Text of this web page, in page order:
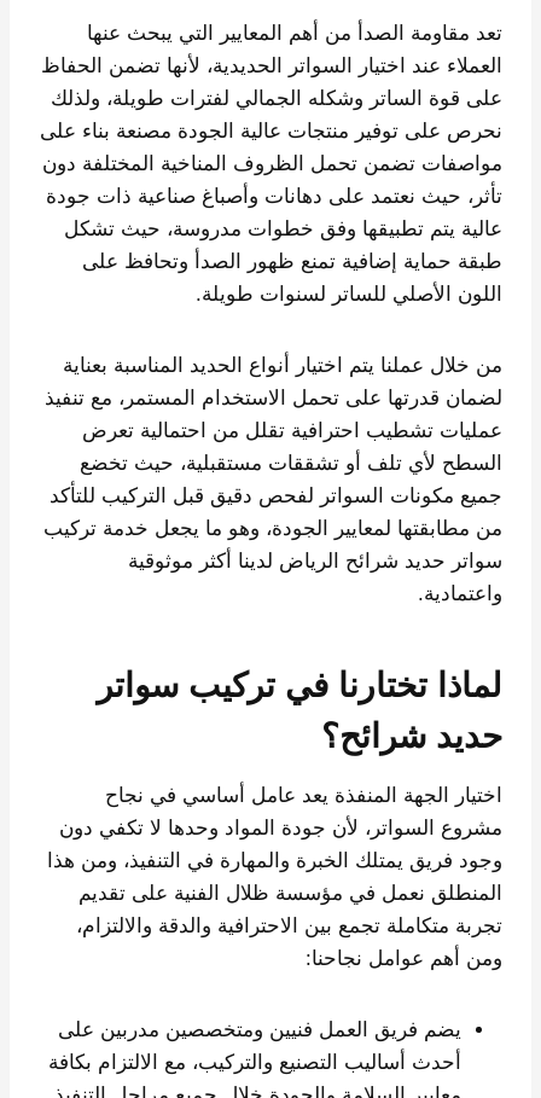
تعد مقاومة الصدأ من أهم المعايير التي يبحث عنها
العملاء عند اختيار السواتر الحديدية، لأنها تضمن الحفاظ
على قوة الساتر وشكله الجمالي لفترات طويلة، ولذلك
نحرص على توفير منتجات عالية الجودة مصنعة بناء على
مواصفات تضمن تحمل الظروف المناخية المختلفة دون
تأثر، حيث نعتمد على دهانات وأصباغ صناعية ذات جودة
عالية يتم تطبيقها وفق خطوات مدروسة، حيث تشكل
طبقة حماية إضافية تمنع ظهور الصدأ وتحافظ على
اللون الأصلي للساتر لسنوات طويلة.
من خلال عملنا يتم اختيار أنواع الحديد المناسبة بعناية
لضمان قدرتها على تحمل الاستخدام المستمر، مع تنفيذ
عمليات تشطيب احترافية تقلل من احتمالية تعرض
السطح لأي تلف أو تشققات مستقبلية، حيث تخضع
جميع مكونات السواتر لفحص دقيق قبل التركيب للتأكد
من مطابقتها لمعايير الجودة، وهو ما يجعل خدمة تركيب
سواتر حديد شرائح الرياض لدينا أكثر موثوقية
واعتمادية.
لماذا تختارنا في تركيب سواتر
حديد شرائح؟
اختيار الجهة المنفذة يعد عامل أساسي في نجاح
مشروع السواتر، لأن جودة المواد وحدها لا تكفي دون
وجود فريق يمتلك الخبرة والمهارة في التنفيذ، ومن هذا
المنطلق نعمل في مؤسسة ظلال الفنية على تقديم
تجربة متكاملة تجمع بين الاحترافية والدقة والالتزام،
ومن أهم عوامل نجاحنا:
يضم فريق العمل فنيين ومتخصصين مدربين على
أحدث أساليب التصنيع والتركيب، مع الالتزام بكافة